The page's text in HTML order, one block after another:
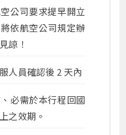
公司要求提早開立
依航空公司規定辦
諒！
人員確認後 2 天內
必需於本行程回國
之效期。